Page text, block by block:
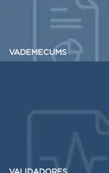
VADEMECUMS
VALIDADORES